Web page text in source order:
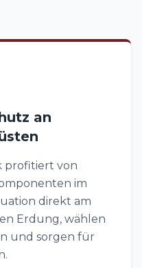
an
profitiert von
im
direkt am
Erdung, wählen
und sorgen für